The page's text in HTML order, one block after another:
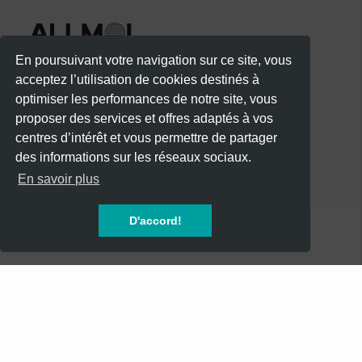
En poursuivant votre navigation sur ce site, vous
acceptez l’utilisation de cookies destinés à
optimiser les performances de notre site, vous
proposer des services et offres adaptés à vos
centres d’intérêt et vous permettre de partager
des informations sur les réseaux sociaux.
En savoir plus
D'accord!
CATÉGORIES